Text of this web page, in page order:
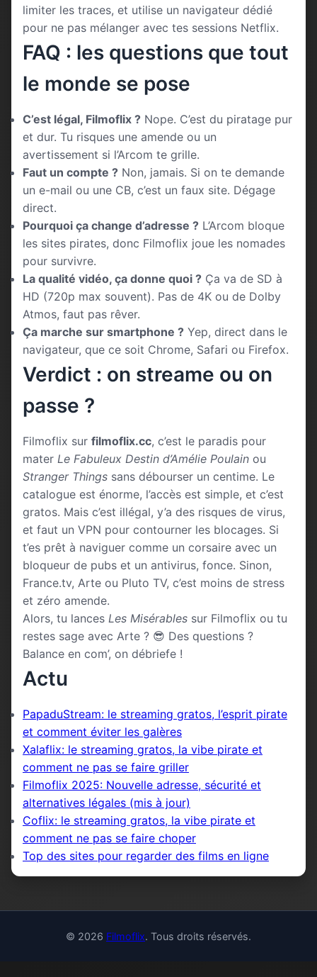
limiter les traces, et utilise un navigateur dédié
pour ne pas mélanger avec tes sessions Netflix.
FAQ : les questions que tout
le monde se pose
C’est légal, Filmoflix ? Nope. C’est du piratage pur
et dur. Tu risques une amende ou un
avertissement si l’Arcom te grille.
Faut un compte ? Non, jamais. Si on te demande
un e-mail ou une CB, c’est un faux site. Dégage
direct.
Pourquoi ça change d’adresse ? L’Arcom bloque
les sites pirates, donc Filmoflix joue les nomades
pour survivre.
La qualité vidéo, ça donne quoi ? Ça va de SD à
HD (720p max souvent). Pas de 4K ou de Dolby
Atmos, faut pas rêver.
Ça marche sur smartphone ? Yep, direct dans le
navigateur, que ce soit Chrome, Safari ou Firefox.
Verdict : on streame ou on
passe ?
Filmoflix sur filmoflix.cc, c’est le paradis pour
mater Le Fabuleux Destin d’Amélie Poulain ou
Stranger Things sans débourser un centime. Le
catalogue est énorme, l’accès est simple, et c’est
gratos. Mais c’est illégal, y’a des risques de virus,
et faut un VPN pour contourner les blocages. Si
t’es prêt à naviguer comme un corsaire avec un
bloqueur de pubs et un antivirus, fonce. Sinon,
France.tv, Arte ou Pluto TV, c’est moins de stress
et zéro amende.
Alors, tu lances Les Misérables sur Filmoflix ou tu
restes sage avec Arte ? 😎 Des questions ?
Balance en com’, on débriefe !
Actu
PapaduStream: le streaming gratos, l’esprit pirate
et comment éviter les galères
Xalaflix: le streaming gratos, la vibe pirate et
comment ne pas se faire griller
Filmoflix 2025: Nouvelle adresse, sécurité et
alternatives légales (mis à jour)
Coflix: le streaming gratos, la vibe pirate et
comment ne pas se faire choper
Top des sites pour regarder des films en ligne
© 2026 Filmoflix. Tous droits réservés.